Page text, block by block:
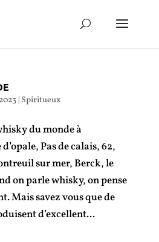
| Spiritueux
du monde à
Pas de calais, 62,
sur mer, Berck, le
on parle whisky, on pense
Mais savez vous que de
d’excellent...